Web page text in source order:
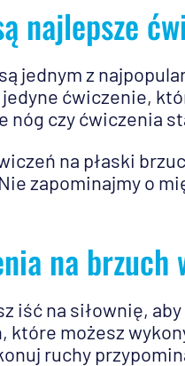
najlepsze
są jednym z
ćwiczenie,
nóg czy ćwiczenia
na płaski
zapominajmy o
na
iść na siłownię,
które możesz
ruchy